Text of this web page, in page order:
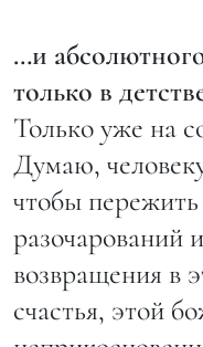
…и
только в
Только уже на
Думаю,
чтобы
разочарований
возвращения в
счастья, этой